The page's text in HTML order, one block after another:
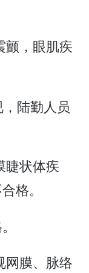
颤，眼肌疾
陆勤人员
睫状体疾
格。
网膜、脉络